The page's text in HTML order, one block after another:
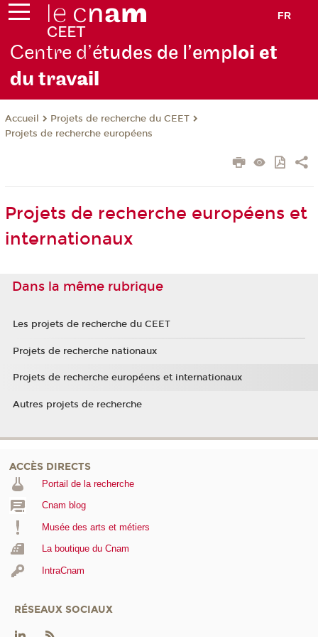
FR
Centre d’études de l’emploi et
du travail
Accueil
Projets de recherche du CEET
Projets de recherche européens
Projets de recherche européens et
internationaux
Dans la même rubrique
Les projets de recherche du CEET
Projets de recherche nationaux
Projets de recherche européens et internationaux
Autres projets de recherche
ACCÈS DIRECTS
Portail de la recherche
Cnam blog
Musée des arts et métiers
La boutique du Cnam
IntraCnam
RÉSEAUX SOCIAUX